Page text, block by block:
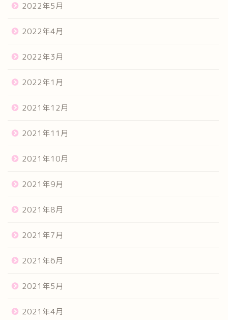
2022年5月
2022年4月
2022年3月
2022年1月
2021年12月
2021年11月
2021年10月
2021年9月
2021年8月
2021年7月
2021年6月
2021年5月
2021年4月